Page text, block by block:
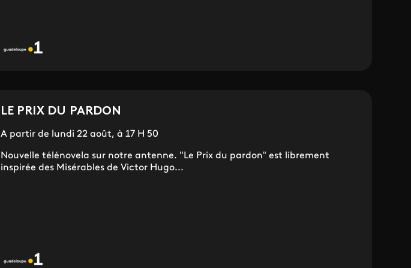
LE PRIX DU PARDON
A partir de lundi 22 août, à 17 H 50
Nouvelle télénovela sur notre antenne. "Le Prix du pardon" est librement
inspirée des Misérables de Victor Hugo...